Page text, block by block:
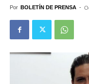
Por BOLETÍN DE PRENSA -